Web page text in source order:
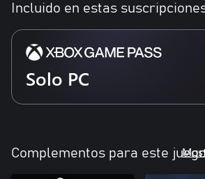
Incluido en estas
Solo PC
Complementos para este